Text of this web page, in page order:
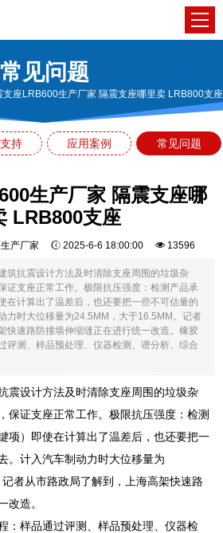
常见问题
支座LRB600生产厂家 隔震支座哪里卖 LRB800支座
持 应用案例 常见问题
生产厂家 隔震支座哪
LRB800支座
生产厂家 2025-6-6 18:00:00 13596
筑抗震设计方法及时清除支座周围的垃圾杂
证支座正常工作。极限抗压强度：检测产品承
在计算出了温差后，也还要把一些不可估量的
力时大位移量为24.5MM，大于16.5MM。记者
快速路防撞墙伸缩缝正在进行统一改造。橡胶
评测、样品预处理、仪器检测、谱分析、综合
震设计方法及时清除支座周围的垃圾杂
保证支座正常工作。极限抗压强度：检测
项）即使在计算出了温差后，也还要把一
。计入汽车制动力时大位移量为
者从市路政局了解到，上海高架快速路
改造。
：样品通过评测、样品预处理、仪器检